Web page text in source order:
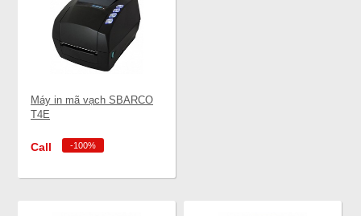
Máy in mã vạch SBARCO
T4E
Call -100%